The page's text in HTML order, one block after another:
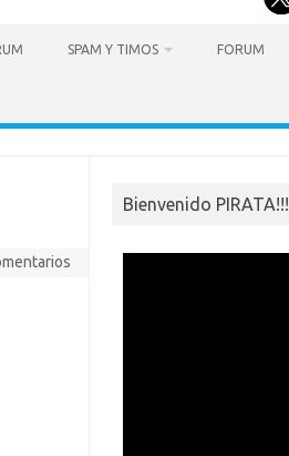
SPAM Y TIMOS FORUM
Bienvenido PIRATA!!!